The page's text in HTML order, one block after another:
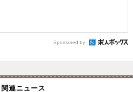
Sponsored by
関連ニュース